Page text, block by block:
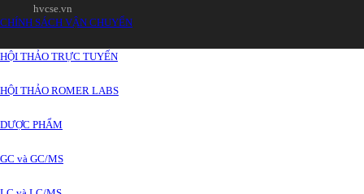
CHÍNH SÁCH VẬN CHUYỂN
HỘI THẢO TRỰC TUYẾN
HỘI THẢO ROMER LABS
DƯỢC PHẨM
GC và GC/MS
hvcse.vn